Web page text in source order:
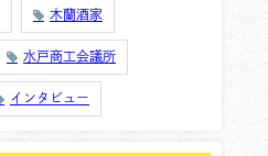
木蘭酒家
水戸商工会議所
インタビュー